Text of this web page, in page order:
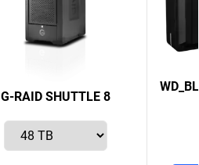
G-RAID SHUTTLE 8